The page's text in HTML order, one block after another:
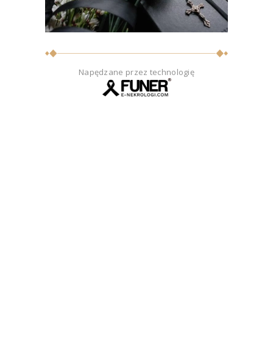
Napędzane przez technologię